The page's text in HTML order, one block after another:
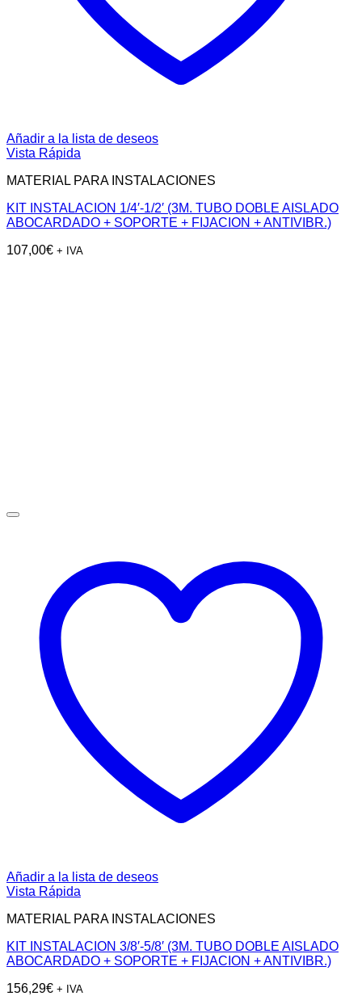
Añadir a la lista de deseos
Vista Rápida
MATERIAL PARA INSTALACIONES
KIT INSTALACION 1/4′-1/2′ (3M. TUBO DOBLE AISLADO
ABOCARDADO + SOPORTE + FIJACION + ANTIVIBR.)
107,00€ + IVA
Añadir a la lista de deseos
Vista Rápida
MATERIAL PARA INSTALACIONES
KIT INSTALACION 3/8′-5/8′ (3M. TUBO DOBLE AISLADO
ABOCARDADO + SOPORTE + FIJACION + ANTIVIBR.)
156,29€ + IVA